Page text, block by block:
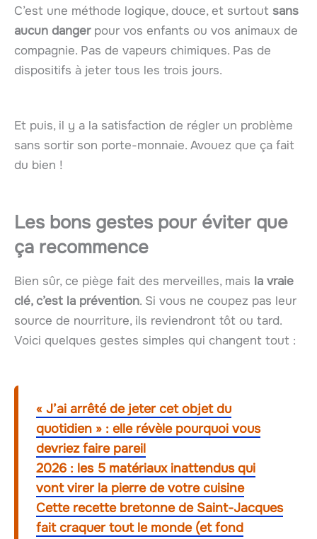
C’est une méthode logique, douce, et surtout sans
aucun dangerpour vos enfants ou vos animaux de
compagnie. Pas de vapeurs chimiques. Pas de
dispositifs à jeter tous les trois jours.
Et puis, il y a la satisfaction de régler un problème
sans sortir son porte-monnaie. Avouez que ça fait
du bien !
Les bons gestes pour éviter que
ça recommence
Bien sûr, ce piège fait des merveilles, mais la vraie
clé, c’est la prévention. Si vous ne coupez pas leur
source de nourriture, ils reviendront tôt ou tard.
Voici quelques gestes simples qui changent tout :
« J’ai arrêté de jeter cet objet du
quotidien » : elle révèle pourquoi vous
devriez faire pareil
2026 : les 5 matériaux inattendus qui
vont virer la pierre de votre cuisine
Cette recette bretonne de Saint-Jacques
fait craquer tout le monde (et fond